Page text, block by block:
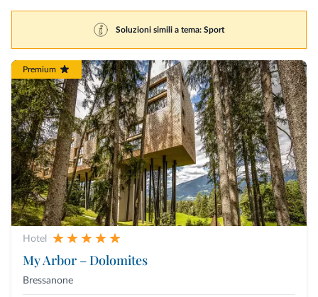
Soluzioni simili a tema: Sport
Premium
Hotel
My Arbor – Dolomites
Bressanone